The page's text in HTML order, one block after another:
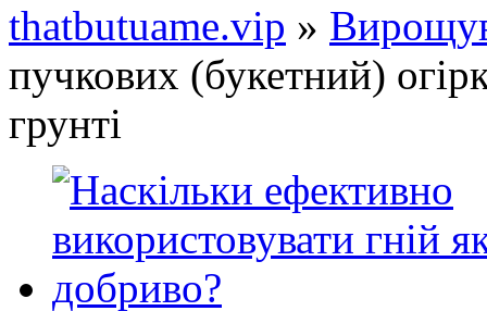
thatbutuame.vip »
пучкових (букетний)
грунті